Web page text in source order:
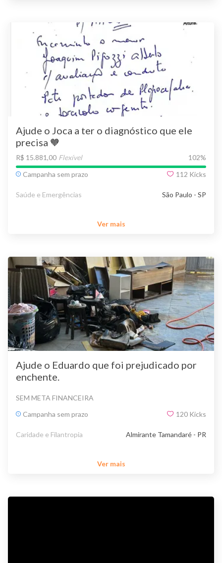
Ajude o Joca a ter o diagnóstico que ele
precisa 🧡
R$ 15.881,00 Flexível 102%
Campanha sem prazo
112 Kicks
Saúde e Emergências São Paulo - SP
Ver mais
Ajude o Eduardo que foi prejudicado por
enchente.
SEM META FINANCEIRA
Campanha sem prazo
120 Kicks
Caridade e Filantropia Almirante Tamandaré - PR
Ver mais